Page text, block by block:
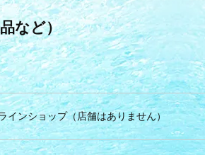
など）
インショップ（店舗はありません）